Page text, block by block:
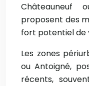
Châteauneuf
proposent des
fort potentiel de
Les zones
ou Antoigné,
récents,